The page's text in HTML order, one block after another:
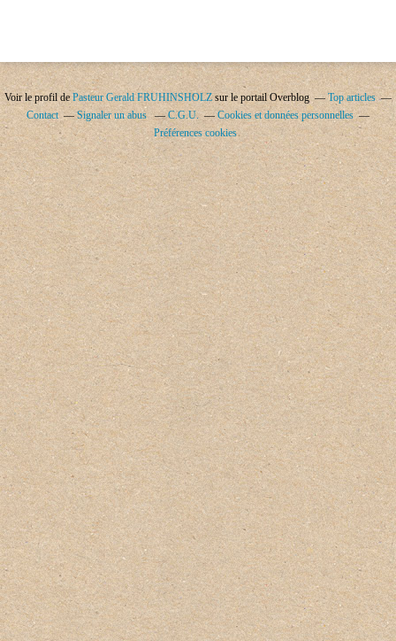
Voir le profil de Pasteur Gerald FRUHINSHOLZsur le portail Overblog
Top articles
Contact
Signaler un abus C.G.U.
Cookies et données personnelles
Préférences cookies